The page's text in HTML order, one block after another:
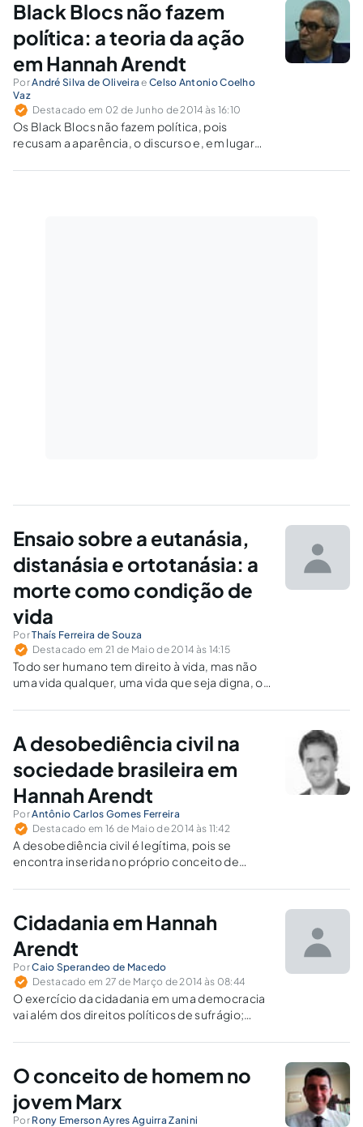
livro que aborda o fenômeno totalitário
ocorrido...
Black Blocs não fazem
política: a teoria da ação
em Hannah Arendt
PorAndré Silva de Oliveira eCelso Antonio Coelho
Vaz
Destacado em 02 de Junho de 2014 às 16:10
Os Black Blocs não fazem política, pois
recusam a aparência, o discurso e, em lugar
ação. Além disso, a consolidação das
Ensaio sobre a eutanásia,
distanásia e ortotanásia: a
morte como condição de
vida
PorThaís Ferreira de Souza
Destacado em 21 de Maio de 2014 às 14:15
Todo ser humano tem direito à vida, mas não
uma vida qualquer, uma vida que seja digna, ou
das condições humanas.
A desobediência civil na
sociedade brasileira em
Hannah Arendt
PorAntônio Carlos Gomes Ferreira
Destacado em 16 de Maio de 2014 às 11:42
A desobediência civil é legítima, pois se
encontra inserida no próprio conceito de
a ter direitos.
Cidadania em Hannah
Arendt
PorCaio Sperandeo de Macedo
Destacado em 27 de Março de 2014 às 08:44
O exercício da cidadania em uma democracia
vai além dos direitos políticos de sufrágio;
cidadãos se mobilizarem livremente e
público.
O conceito de homem no
jovem Marx
Por Rony Emerson Ayres Aguirra Zanini